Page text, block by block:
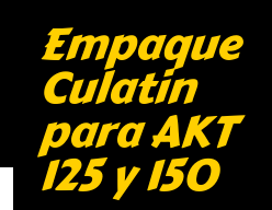
Empaque
Culatin
para AKT
125 y 150